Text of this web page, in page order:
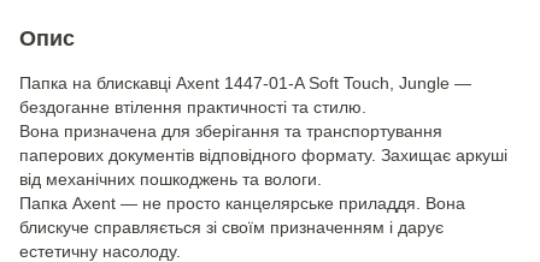
Опис
Папка на блискавці Axent 1447-01-A Soft Touch, Jungle —
бездоганне втілення практичності та стилю.
Вона призначена для зберігання та транспортування
паперових документів відповідного формату. Захищає аркуші
від механічних пошкоджень та вологи.
Папка Axent — не просто канцелярське приладдя. Вона
блискуче справляється зі своїм призначенням і дарує
естетичну насолоду.